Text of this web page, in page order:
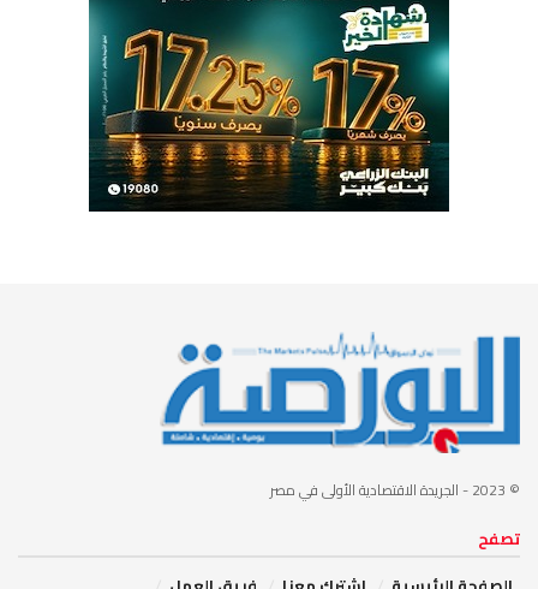
© 2023 - الجريدة الاقتصادية الأولى في مصر
تصفح